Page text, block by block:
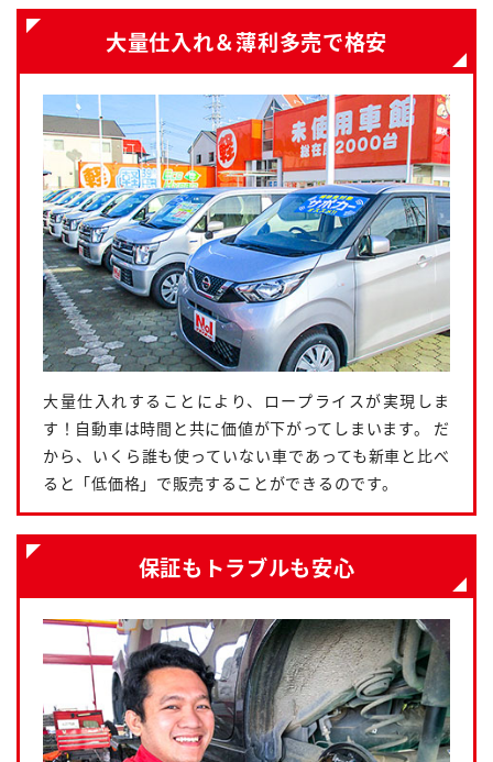
大量仕入れ＆薄利多売で格安
大量仕入れすることにより、ロープライスが実現しま
す！自動車は時間と共に価値が下がってしまいます。 だ
から、いくら誰も使っていない車であっても新車と比べ
ると「低価格」で販売することができるのです。
保証もトラブルも安心